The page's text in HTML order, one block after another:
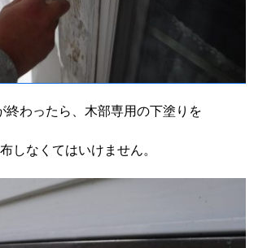
終わったら、木部専用の下塗りを
しなくてはいけません。